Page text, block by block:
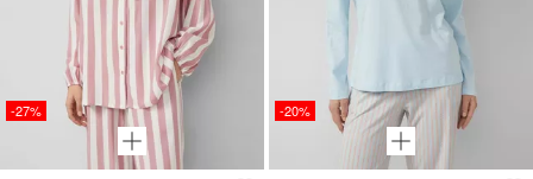
-27% -20%